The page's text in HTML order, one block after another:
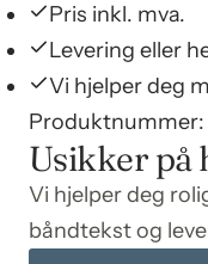
Pris inkl. mva.
Levering eller
Vi hjelper deg
Produktnummer:
Usikker på
Vi hjelper deg
båndtekst og